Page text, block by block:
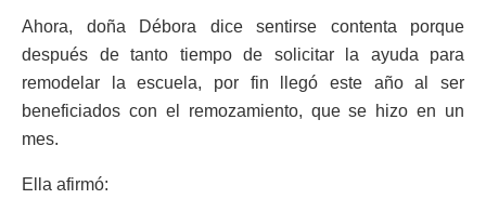
Ahora, doña Débora dice sentirse contenta porque
después de tanto tiempo de solicitar la ayuda para
remodelar la escuela, por fin llegó este año al ser
beneficiados con el remozamiento, que se hizo en un
mes.
Ella afirmó: